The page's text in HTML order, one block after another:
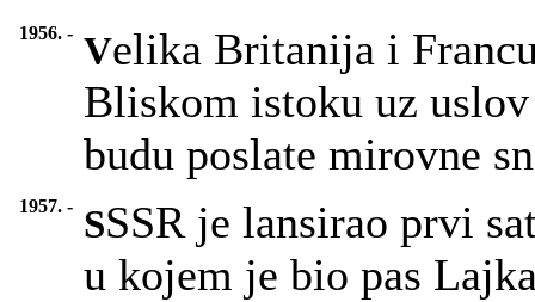
1956. - Velika Britanija i
Bliskom istoku uz
budu poslate mirovne
1957. - SSSR je lansirao prvi
u kojem je bio pas